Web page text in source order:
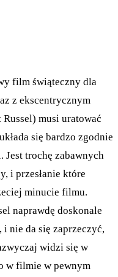
film świąteczny dla
z ekscentrycznym
musi uratować
się bardzo zgodnie
trochę zabawnych
i przesłanie które
minucie filmu.
naprawdę doskonale
i nie da się zaprzeczyć,
widzi się w
w filmie w pewnym